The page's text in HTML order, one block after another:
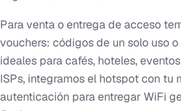
Para venta o entrega de acceso
vouchers: códigos de un solo uso
ideales para cafés, hoteles,
ISPs, integramos el hotspot con tu
autenticación para entregar WiFi